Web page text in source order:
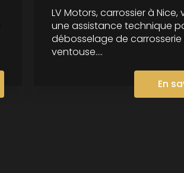
LV Motors, carrossier à
une assistance technique
débosselage de
ventouse....
En